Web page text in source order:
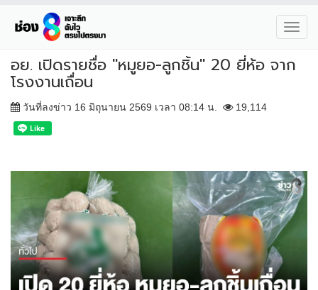
อย. เปิดรายชื่อ "หมูยอ-ลูกชิ้น" 20 ยี่ห้อ จาก
โรงงานเถื่อน
วันที่ลงข่าว 16 มิถุนายน 2569 เวลา 08:14 น. 19,114